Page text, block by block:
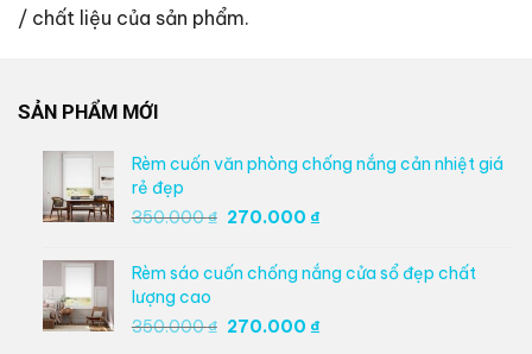
/ chất liệu của sản phẩm.
SẢN PHẨM MỚI
Rèm cuốn văn phòng chống nắng cản nhiệt giá
rẻ đẹp
350.000₫ Giá
là:
350.000 ₫.
270.000 ₫Giá
tại
là:
270.000 ₫.
Rèm sáo cuốn chống nắng cửa sổ đẹp chất
lượng cao
350.000₫ Giá
270.000 ₫Giá